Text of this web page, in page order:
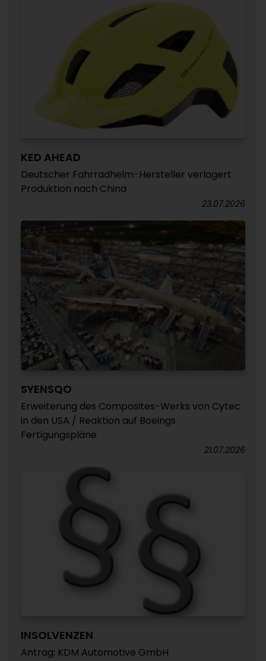
KED AHEAD
Deutscher Fahrradhelm-Hersteller verlagert
Produktion nach China
23.07.2026
SYENSQO
Erweiterung des Composites-Werks von Cytec
in den USA / Reaktion auf Boeings
Fertigungspläne
21.07.2026
INSOLVENZEN
Antrag: KDM Automotive GmbH